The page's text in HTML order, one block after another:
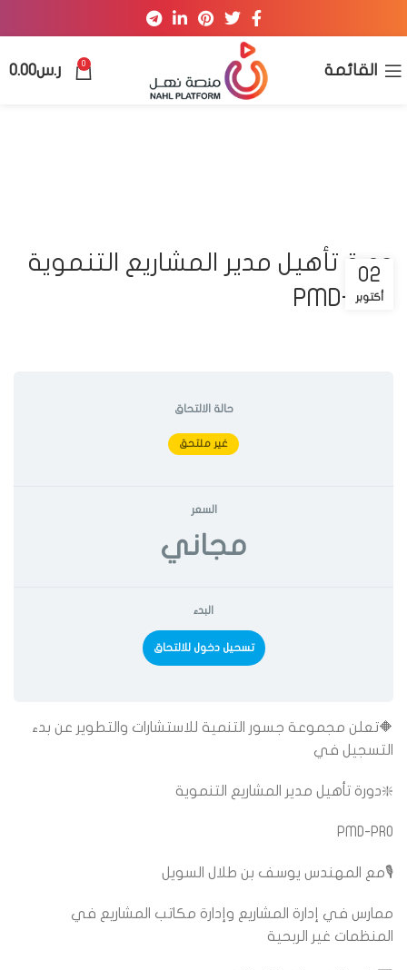
القائمة 0 ر.س0.00
دورة تأهيل مدير المشاريع التنموية
PMD-PRO
02
أكتوبر
حالة الالتحاق
غير ملتحق
السعر
مجاني
البدء
تسحيل دخول للالتحاق
🔶تعلن مجموعة جسور التنمية للاستشارات والتطوير عن بدء
التسجيل في
❇️دورة تأهيل مدير المشاريع التنموية
PMD-PRO
🎙️مع المهندس يوسف بن طلال السويل
ممارس في إدارة المشاريع وإدارة مكاتب المشاريع في
المنظمات غير الربحية